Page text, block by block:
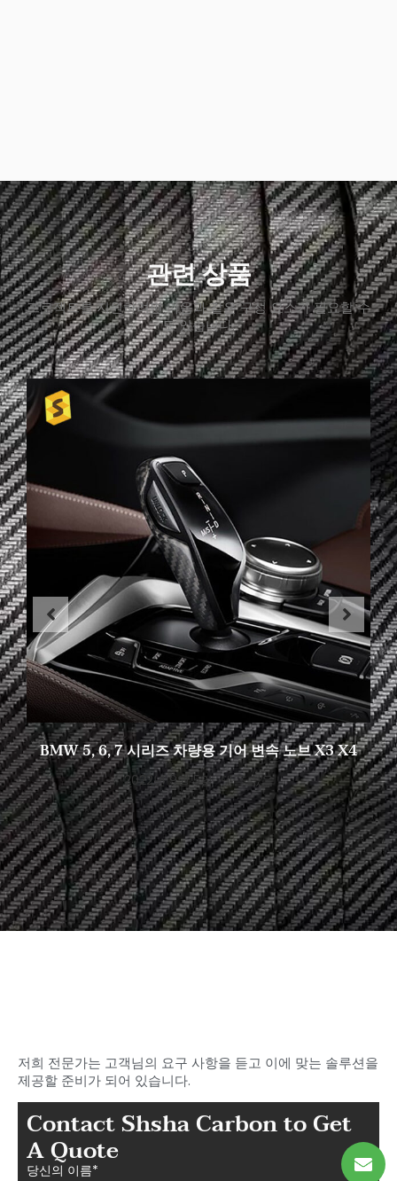
관련 상품
프로젝트를 지원하려면 다음과 같은 구성 요소가 필요할 수
도 있습니다.
BMW 5, 6, 7 시리즈 차량용 기어 변속 노브 X3 X4
2022년 9월 5일 댓글 없음
저희 전문가는 고객님의 요구 사항을 듣고 이에 맞는 솔루션을
제공할 준비가 되어 있습니다.
Contact Shsha Carbon to Get
A Quote
당신의 이름*